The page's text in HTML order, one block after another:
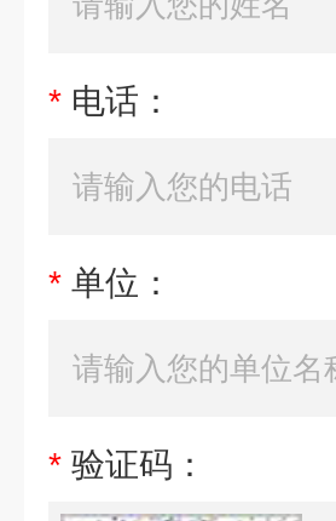
* 电话：
* 单位：
* 验证码：